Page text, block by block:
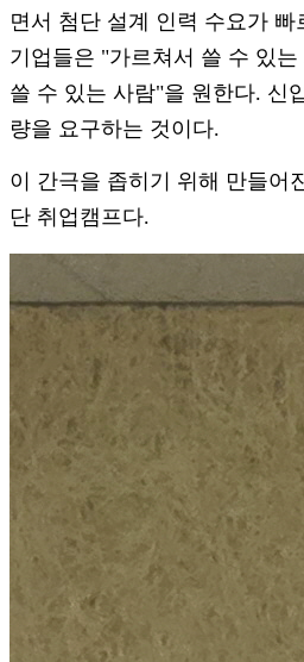
면서 첨단 설계 인력 수요가 빠
기업들은 "가르쳐서 쓸 수 있
쓸 수 있는 사람"을 원한다. 신
량을 요구하는 것이다.
이 간극을 좁히기 위해 만들어
단 취업캠프다.